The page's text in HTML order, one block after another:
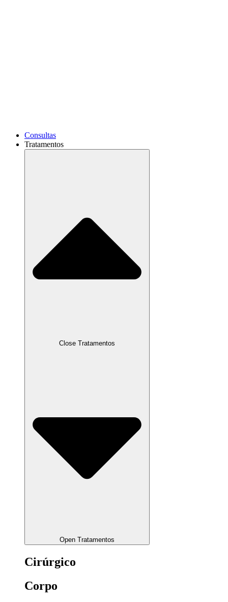
Consultas
Tratamentos
Close Tratamentos
Open Tratamentos
Cirúrgico
Corpo